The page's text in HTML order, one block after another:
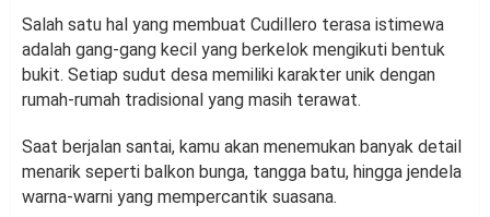
Salah satu hal yang membuat Cudillero terasa istimewa
adalah gang-gang kecil yang berkelok mengikuti bentuk
bukit. Setiap sudut desa memiliki karakter unik dengan
rumah-rumah tradisional yang masih terawat.
Saat berjalan santai, kamu akan menemukan banyak detail
menarik seperti balkon bunga, tangga batu, hingga jendela
warna-warni yang mempercantik suasana.